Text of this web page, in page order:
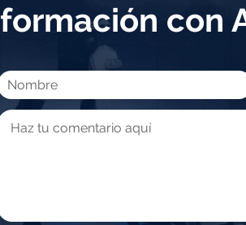
formación con